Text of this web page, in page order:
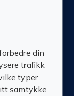
din
trafikk
typer
samtykke